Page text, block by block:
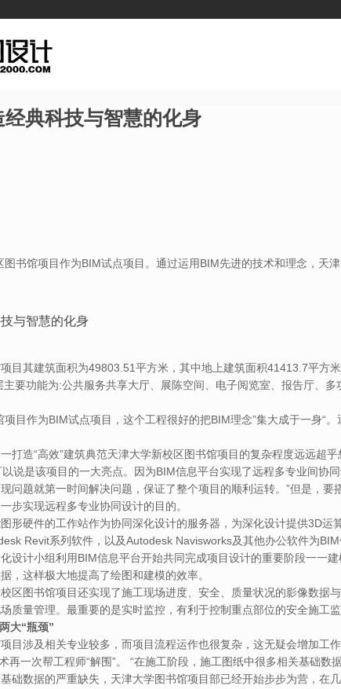
典科技与智慧的化身
图书馆项目作为BIM试点项目。通过运用BIM先进的技术和理念，天
与智慧的化身
目其建筑面积为49803.51平方米，其中地上建筑面积41413.7平
要功能为:公共服务共享大厅、展陈空间、电子阅览室、报告厅、
项目作为BIM试点项目，这个工程很好的把BIM理念”集大成于一身“
打造“高效”建筑典范天津大学新校区图书馆项目的复杂程度远远超
说是该项目的一大亮点。因为BIM信息平台实现了远程多专业间
问题就第一时间解决问题，保证了整个项目的顺利运转。”但是，
步实现远程多专业协同设计的目的。
形硬件的工作站作为协同深化设计的服务器，为深化设计提供3D
Revit系列软件，以及Autodesk Navisworks及其他办公软件为
设计小组利用BIM信息平台开始共同完成项目设计的重要阶段一一
，这样极大地提高了绘图和建模的效率。
区图书馆项目还实现了施工现场进度、安全、质量状况的影像数
质量管理。最重要的是实时监控，有利于控制重点部位的安全施工监
大“瓶颈”
目涉及相关专业较多，而项目流程运作也很复杂，这无疑会增加
再一次帮工程师“解围”。 “在施工阶段，施工图纸中很多相关基础
础数据的严重缺失，天津大学图书馆项目部已经开始步步为营，